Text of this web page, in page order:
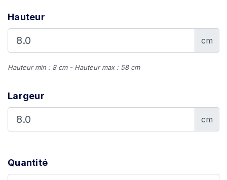
Hauteur
cm
Hauteur min : 8 cm - Hauteur max : 58 cm
Largeur
cm
Quantité